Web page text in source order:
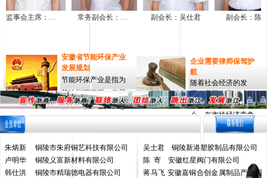
安徽省节能环保产业
发展规划
节能环保产业是指为
节约能源资源、发展
循环经济、保护生态
点击详细>
企业需要律师保驾护
航
随着社会经济的发
展，我国公民的法律
意识也随之增强，那
么，在市场经济竞争...
<点击详细>
新浙商的文化追求
浙江省舟山市沈家门
渔港是三大渔港之一,
朱炳新 铜陵市朱府铜艺科技有限公司
卢明华 铜陵义富新材料有限公司
韩仕洪 铜陵市精瑞德电器有限公司
吴士君 铜陵新港塑胶制品有限公司
陈 寄 安徽红星阀门有限公司
蒋马飞 安徽嘉铜合创金属制品产业园
监事会主席：韩仕洪 常务副会长：骆进锋 副会长：吴仕君 副会长：陈寄